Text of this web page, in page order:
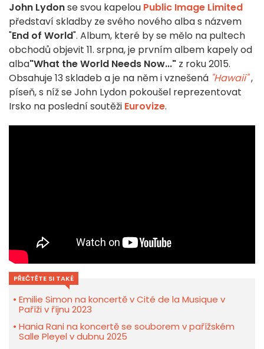
John Lydonse svou kapelou Public Image Limited
představí skladby ze svého nového alba s názvem
"End of World". Album, které by se mělo na pultech
obchodů objevit 11. srpna, je prvním albem kapely od
alba"What the World Needs Now..." z roku 2015.
Obsahuje 13 skladeb a je na něm i vznešená "Hawaii",
píseň, s níž se John Lydon pokoušel reprezentovat
Irsko na poslední soutěži Eurovize.
PŘEČTĚTE SI TAKÉ
Emilie Simon na koncertě v Cité de la Musique v
Paříži v říjnu 2023
Hania Rani na koncertě se souborem v pařížském
Salle Pleyel v dubnu 2025